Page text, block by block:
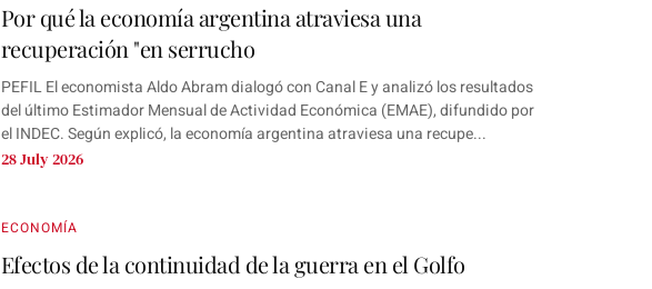
Por qué la economía argentina atraviesa una
recuperación "en serrucho
PEFIL El economista Aldo Abram dialogó con Canal E y analizó los resultados
del último Estimador Mensual de Actividad Económica (EMAE), difundido por
el INDEC. Según explicó, la economía argentina atraviesa una recupe...
28 July 2026
ECONOMÍA
Efectos de la continuidad de la guerra en el Golfo